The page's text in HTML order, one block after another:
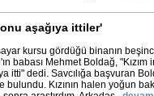
aşağıya ittiler'
kursu gördüğü binanın
babası Mehmet Boldağ, "Kızım
itti" dedi. Savcılığa başvuran
bulundu. Kızının halen yoğun